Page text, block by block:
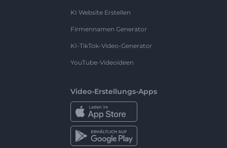
KI Website Erstellen
Firmennamen Generator
KI-TikTok-Video-Generator
YouTube-Videoideen
Video-Erstellungs-Apps